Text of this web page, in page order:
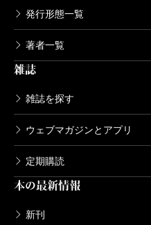
発行形態一覧
著者一覧
雑誌
雑誌を探す
ウェブマガジンとアプリ
定期購読
本の最新情報
新刊